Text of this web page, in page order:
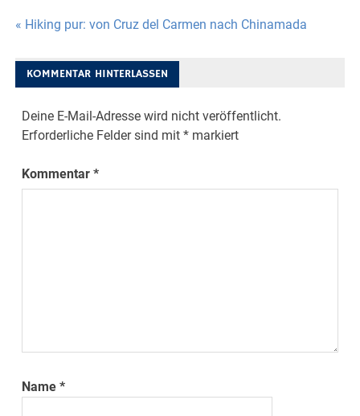
Beitragsnavigation
« Hiking pur: von Cruz del Carmen nach Chinamada
KOMMENTAR HINTERLASSEN
Deine E-Mail-Adresse wird nicht veröffentlicht.
Erforderliche Felder sind mit* markiert
Kommentar*
Name*